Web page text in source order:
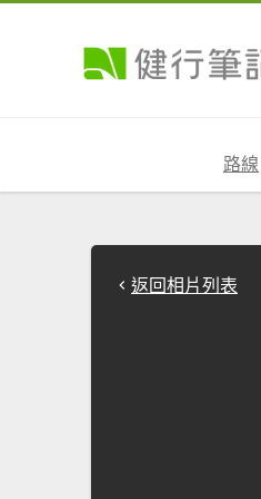
路線
返回相片列表